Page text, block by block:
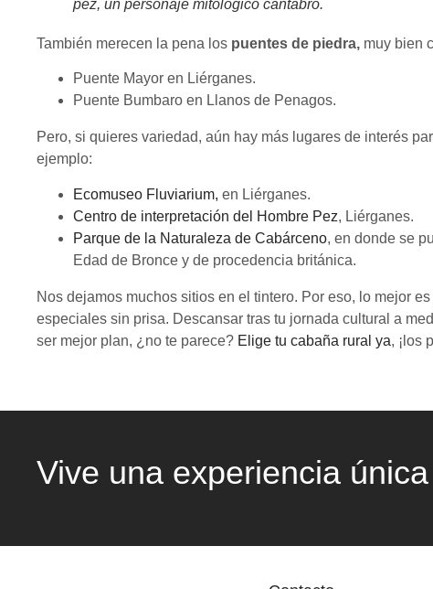
pez, un personaje mitológico cántabro.
También merecen la pena los puentes de piedra, muy bien
Puente Mayor en Liérganes.
Puente Bumbaro en Llanos de Penagos.
Pero, si quieres variedad, aún hay más lugares de interés
ejemplo:
Ecomuseo Fluviarium, en Liérganes.
Centro de interpretación del Hombre Pez, Liérganes.
Parque de la Naturaleza de Cabárceno, en donde se
Edad de Bronce y de procedencia británica.
Nos dejamos muchos sitios en el tintero. Por eso, lo mejor
especiales sin prisa. Descansar tras tu jornada cultural a
ser mejor plan, ¿no te parece? Elige tu cabaña rural ya, ¡los
Vive una experiencia